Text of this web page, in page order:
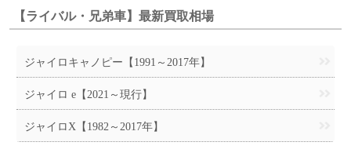
【ライバル・兄弟車】最新買取相場
ジャイロキャノピー【1991～2017年】
ジャイロ e【2021～現行】
ジャイロX【1982～2017年】